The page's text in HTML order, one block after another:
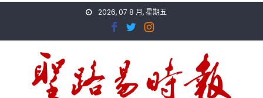
2026, 07 8 月, 星期五